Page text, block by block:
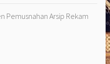
Pemusnahan Arsip Rekam